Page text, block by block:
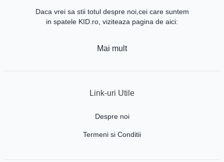
Daca vrei sa stii totul despre noi,cei care suntem
in spatele KID.ro, viziteaza pagina de aici:
Mai mult
Link-uri Utile
Despre noi
Termeni si Conditii